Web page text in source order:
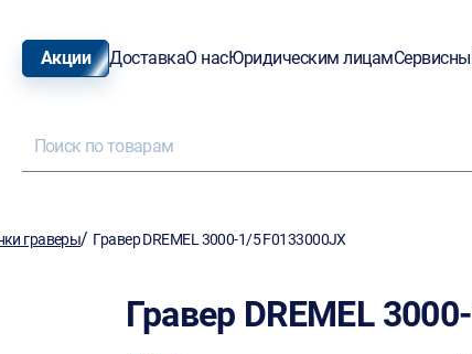
Акции ДоставкаО насЮридическим лицам
граверы/ Гравер DREMEL 3000-1/5 F0133000JX
Гравер DREMEL